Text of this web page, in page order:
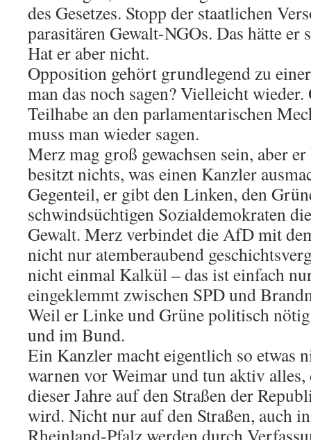
des Gesetzes. Stopp der staatlichen
parasitären Gewalt-NGOs. Das hätte er
Hat er aber nicht.
Opposition gehört grundlegend zu
man das noch sagen? Vielleicht
Teilhabe an den parlamentarischen
muss man wieder sagen.
Merz mag groß gewachsen sein, aber
besitzt nichts, was einen Kanzler
Gegenteil, er gibt den Linken, den
schwindsüchtigen Sozialdemokraten
Gewalt. Merz verbindet die AfD mit
nicht nur atemberaubend
nicht einmal Kalkül – das ist einfach
eingeklemmt zwischen SPD und
Weil er Linke und Grüne politisch
und im Bund.
Ein Kanzler macht eigentlich so etwas
warnen vor Weimar und tun aktiv
dieser Jahre auf den Straßen der
wird. Nicht nur auf den Straßen, auch
Rheinland-Pfalz werden durch